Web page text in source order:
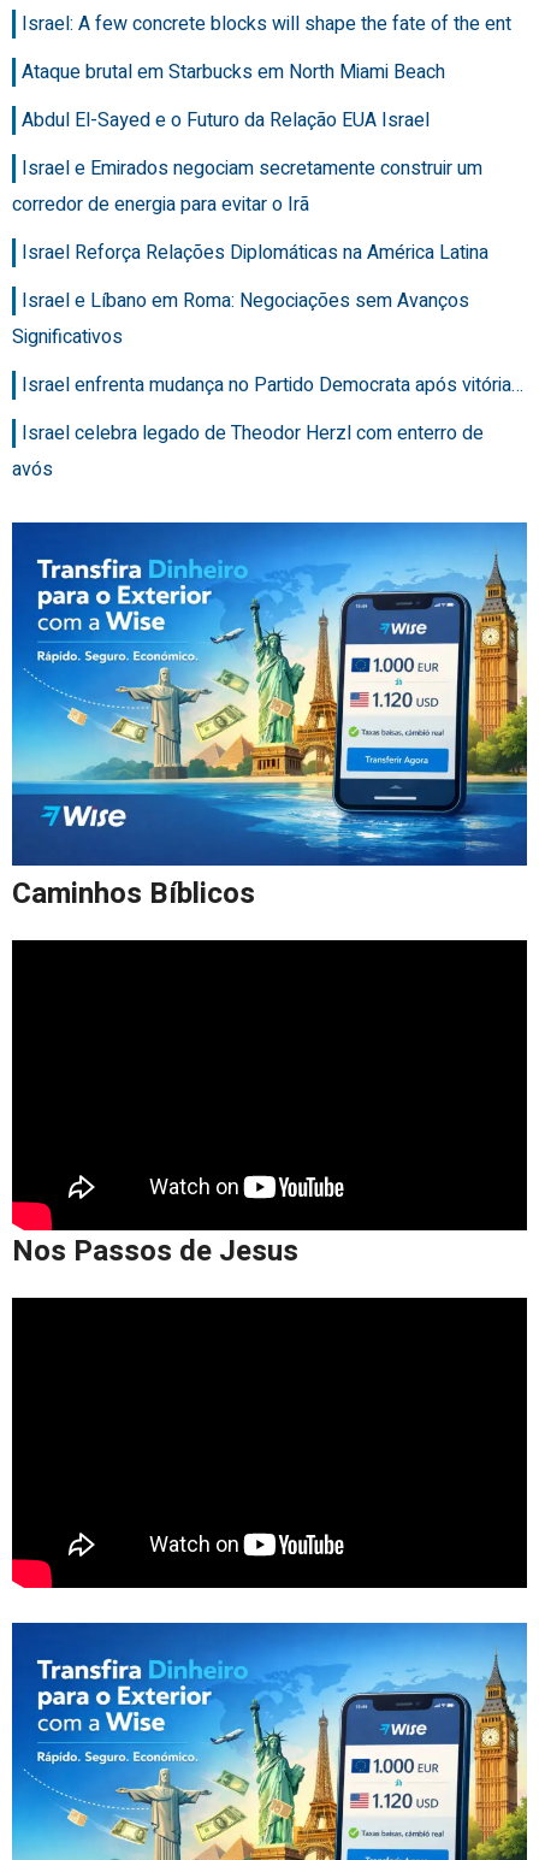
Israel: A few concrete blocks will shape the fate of the ent
Ataque brutal em Starbucks em North Miami Beach
Abdul El-Sayed e o Futuro da Relação EUA Israel
Israel e Emirados negociam secretamente construir um
corredor de energia para evitar o Irã
Israel Reforça Relações Diplomáticas na América Latina
Israel e Líbano em Roma: Negociações sem Avanços
Significativos
Israel enfrenta mudança no Partido Democrata após vitória…
Israel celebra legado de Theodor Herzl com enterro de
avós
Caminhos Bíblicos
Nos Passos de Jesus